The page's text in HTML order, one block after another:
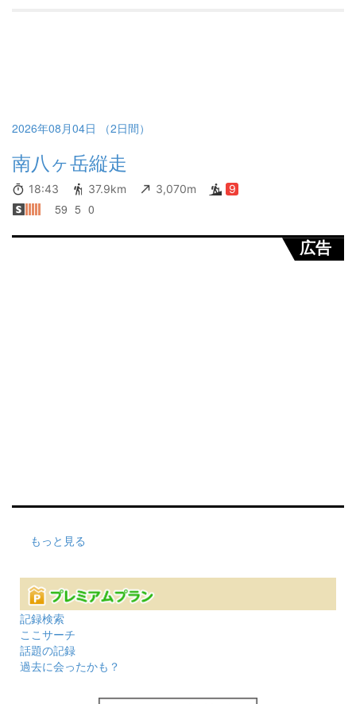
2026年08月04日 （2日間）
南八ヶ岳縦走
18:43 37.9km 3,070m 9
59 5 0
広告
もっと見る
記録検索
ここサーチ
話題の記録
過去に会ったかも？